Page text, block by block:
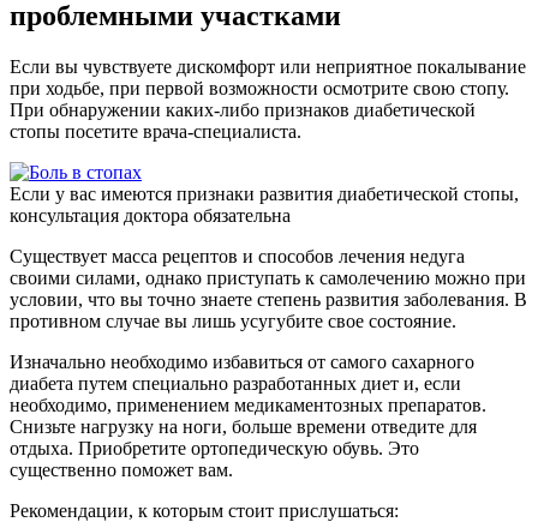
проблемными участками
Если вы чувствуете дискомфорт или неприятное покалывание
при ходьбе, при первой возможности осмотрите свою стопу.
При обнаружении каких-либо признаков диабетической
стопы посетите врача-специалиста.
Если у вас имеются признаки развития диабетической стопы,
консультация доктора обязательна
Существует масса рецептов и способов лечения недуга
своими силами, однако приступать к самолечению можно при
условии, что вы точно знаете степень развития заболевания. В
противном случае вы лишь усугубите свое состояние.
Изначально необходимо избавиться от самого сахарного
диабета путем специально разработанных диет и, если
необходимо, применением медикаментозных препаратов.
Снизьте нагрузку на ноги, больше времени отведите для
отдыха. Приобретите ортопедическую обувь. Это
существенно поможет вам.
Рекомендации, к которым стоит прислушаться: